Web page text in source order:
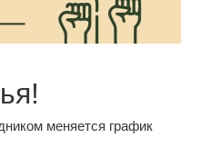
меняется график